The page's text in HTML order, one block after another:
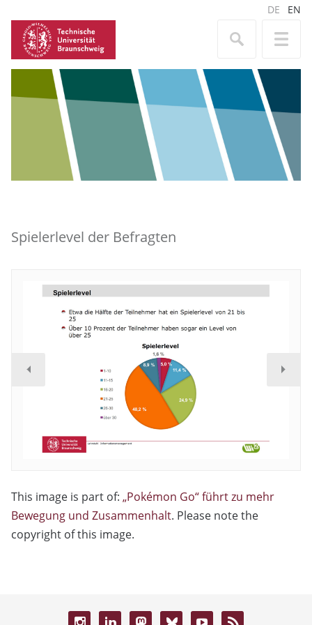
DE EN
Spielerlevel der Befragten
This image is part of: „Pokémon Go“ führt zu mehr
Bewegung und Zusammenhalt. Please note the
copyright of this image.